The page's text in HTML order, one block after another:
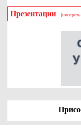
Картонная
окном, Серия
мелованного
Презентации